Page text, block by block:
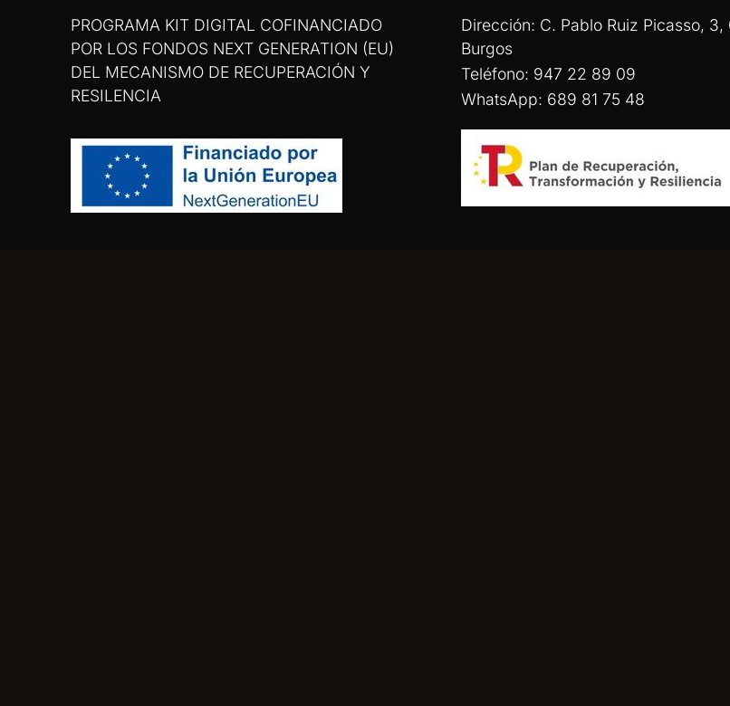
PROGRAMA KIT DIGITAL COFINANCIADO
POR LOS FONDOS NEXT GENERATION (EU)
DEL MECANISMO DE RECUPERACIÓN Y
RESILENCIA
Dirección: C. Pablo Ruiz Picasso, 3,
Burgos
Teléfono: 947 22 89 09
WhatsApp: 689 81 75 48